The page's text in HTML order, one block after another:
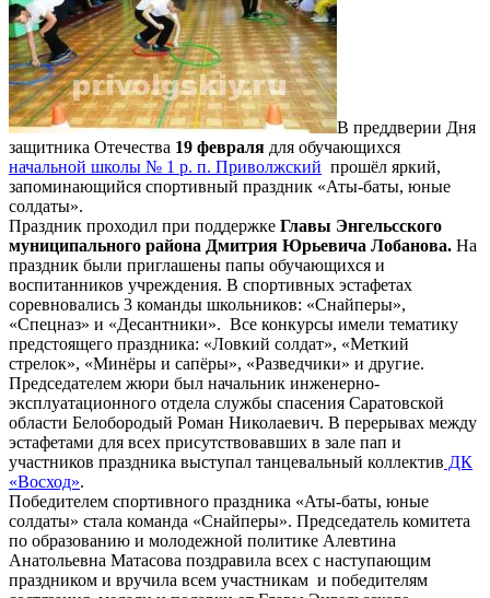
В преддверии Дня
защитника Отечества 19 февраля для обучающихся
начальной школы № 1 р. п. Приволжский прошёл яркий,
запоминающийся спортивный праздник «Аты-баты, юные
солдаты».
Праздник проходил при поддержке Главы Энгельсского
муниципального района Дмитрия Юрьевича Лобанова. На
праздник были приглашены папы обучающихся и
воспитанников учреждения. В спортивных эстафетах
соревновались 3 команды школьников: «Снайперы»,
«Спецназ» и «Десантники». Все конкурсы имели тематику
предстоящего праздника: «Ловкий солдат», «Меткий
стрелок», «Минёры и сапёры», «Разведчики» и другие.
Председателем жюри был начальник инженерно-
эксплуатационного отдела службы спасения Саратовской
области Белобородый Роман Николаевич. В перерывах между
эстафетами для всех присутствовавших в зале пап и
участников праздника выступал танцевальный коллектив ДК
«Восход».
Победителем спортивного праздника «Аты-баты, юные
солдаты» стала команда «Снайперы». Председатель комитета
по образованию и молодежной политике Алевтина
Анатольевна Матасова поздравила всех с наступающим
праздником и вручила всем участникам и победителям